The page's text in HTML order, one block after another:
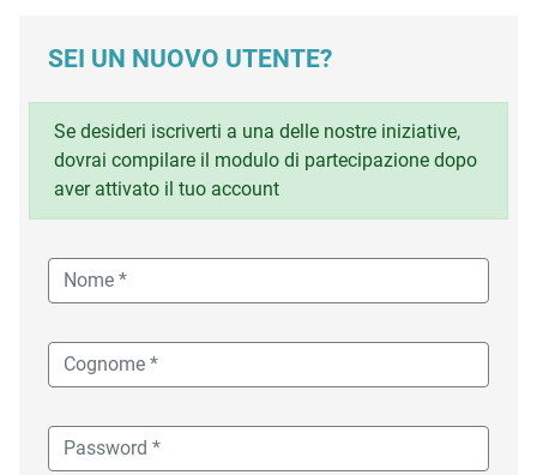
SEI UN NUOVO UTENTE?
Se desideri iscriverti a una delle nostre iniziative,
dovrai compilare il modulo di partecipazione dopo
aver attivato il tuo account